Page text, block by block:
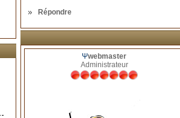
Répondre
Ψwebmaster
Administrateur